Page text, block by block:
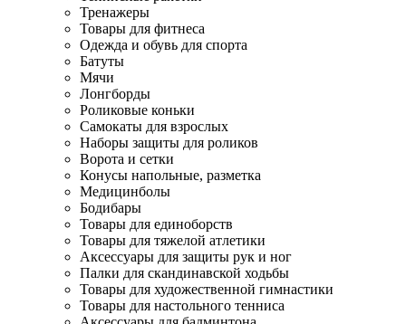
Тренажеры
Товары для фитнеса
Одежда и обувь для спорта
Батуты
Мячи
Лонгборды
Роликовые коньки
Самокаты для взрослых
Наборы защиты для роликов
Ворота и сетки
Конусы напольные, разметка
Медицинболы
Бодибары
Товары для единоборств
Товары для тяжелой атлетики
Аксессуары для защиты рук и ног
Палки для скандинавской ходьбы
Товары для художественной гимнастики
Товары для настольного тенниса